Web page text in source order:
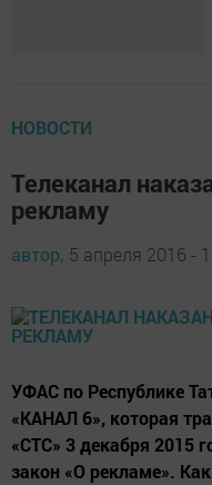
НОВОСТИ
Телеканал
рекламу
автор, 5 апреля 2016 -
УФАС по Республике
«КАНАЛ 6», которая
«СТС» 3 декабря 2015
закон «О рекламе».